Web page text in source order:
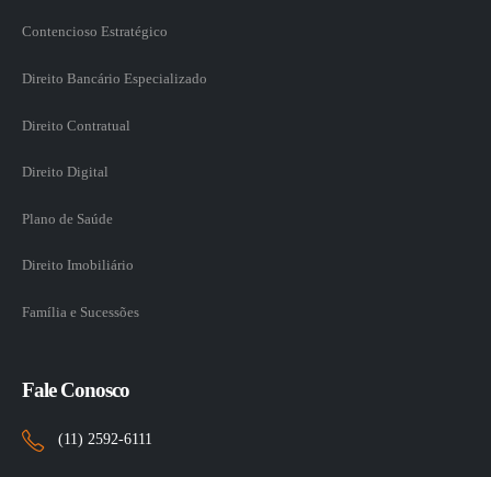
Contencioso Estratégico
Direito Bancário Especializado
Direito Contratual
Direito Digital
Plano de Saúde
Direito Imobiliário
Família e Sucessões
Fale Conosco
(11) 2592-6111